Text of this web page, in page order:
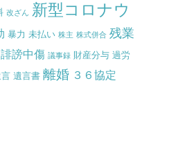
改ざん 新型コロナウ
暴力 未払い 株主 株式併合 残業
誹謗中傷 議事録 財産分与 過労
遺言書 離婚 ３６協定